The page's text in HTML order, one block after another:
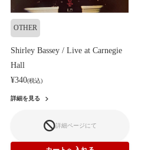
OTHER
Shirley Bassey / Live at Carnegie
Hall
¥340(税込)
詳細を見る
詳細ページにて